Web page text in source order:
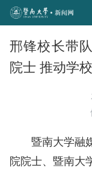
邢锋校长带
院士 推动学
暨南大学融
院院士、暨南大